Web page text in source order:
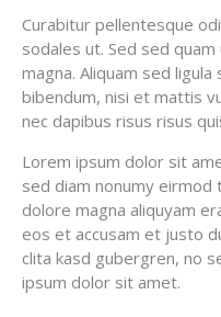
Curabitur pellentesque
sodales ut. Sed sed
magna. Aliquam sed
bibendum, nisi et mattis
nec dapibus risus risus
Lorem ipsum dolor sit
sed diam nonumy
dolore magna aliquyam
eos et accusam et justo
clita kasd gubergren, no
ipsum dolor sit amet.